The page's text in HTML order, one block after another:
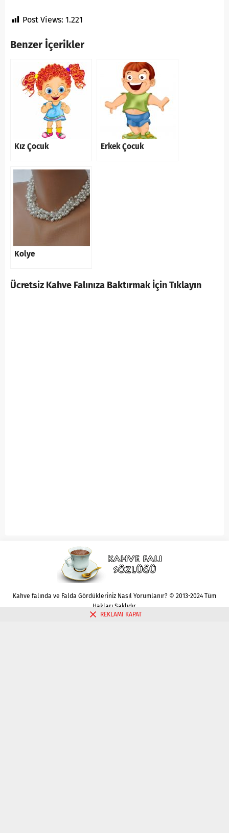
Post Views: 1.221
Benzer İçerikler
Kız Çocuk Erkek Çocuk
Kolye
Ücretsiz Kahve Falınıza Baktırmak İçin Tıklayın
Kahve falında ve Falda Gördükleriniz Nasıl Yorumlanır? © 2013-2024 Tüm
Hakları Saklıdır.
REKLAMI KAPAT